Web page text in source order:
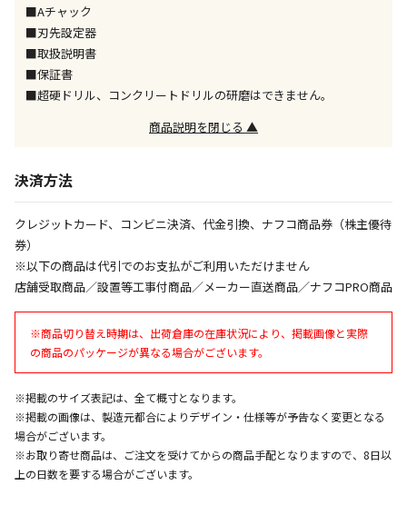
お見積商品です。金額・施工日はお打ち合わせの上、
決定となります。
エアコンの取付工事が必要な商品です。別途費用が発
生する場合がございます。
■Aチャック
■刃先設定器
■取扱説明書
■保証書
■超硬ドリル、コンクリートドリルの研磨はできません。
商品説明を閉じる ▲
決済方法
クレジットカード、コンビニ決済、代金引換、ナフコ商品券（株主優待
券）
※以下の商品は代引でのお支払がご利用いただけません
店舗受取商品／設置等工事付商品／メーカー直送商品／ナフコPRO商品
※商品切り替え時期は、出荷倉庫の在庫状況により、掲載画像と実際
の商品のパッケージが異なる場合がございます。
※掲載のサイズ表記は、全て概寸となります。
※掲載の画像は、製造元都合によりデザイン・仕様等が予告なく変更となる
場合がございます。
※お取り寄せ商品は、ご注文を受けてからの商品手配となりますので、8日以
上の日数を要する場合がございます。